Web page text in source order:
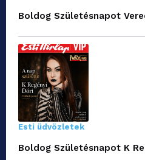
Boldog Születésnapot
Esti üdvözletek
Boldog Születésnapot K